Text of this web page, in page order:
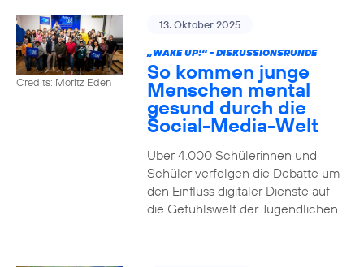
Credits: Moritz Eden
13. Oktober 2025
„WAKE UP!“ - DISKUSSIONSRUNDE
So kommen junge
Menschen mental
gesund durch die
Social-Media-Welt
Über 4.000 Schülerinnen und
Schüler verfolgen die Debatte um
den Einfluss digitaler Dienste auf
die Gefühlswelt der Jugendlichen.